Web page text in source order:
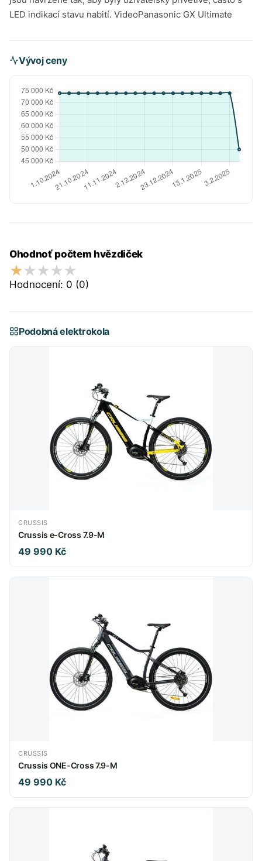
LED indikací stavu nabití. VideoPanasonic GX Ultimate
Vývoj ceny
Ohodnoť počtem hvězdiček
Hodnocení: 0 (0)
Podobná elektrokola
CRUSSIS
Crussis e-Cross 7.9-M
49 990 Kč
CRUSSIS
Crussis ONE-Cross 7.9-M
49 990 Kč